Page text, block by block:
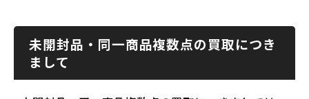
未開封品・同一商品複数点の買取につき
まして